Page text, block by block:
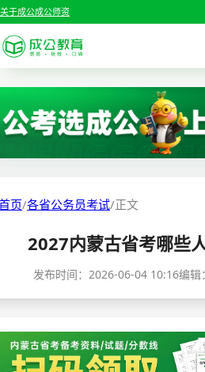
关于成公成公师资
考试公告
职位表
准考证打印
考试政策
成绩查询
分数线
资格复审
首页
国家公务
警察/辅警
教师资格/
页/各省公务员考试/正文
2027内蒙古省考哪些
发布时间： 2026-06-04 10:16编辑